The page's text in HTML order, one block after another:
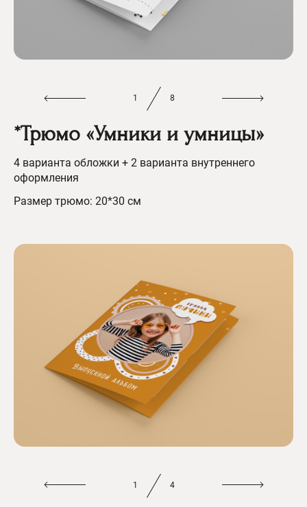
1 8
*Трюмо «Умники и умницы»
4 варианта обложки + 2 варианта внутреннего
оформления
Размер трюмо: 20*30 см
1 4